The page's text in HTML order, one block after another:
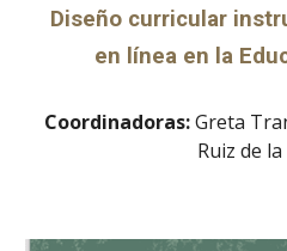
Diseño curricular
en línea en la
Coordinadoras:Greta
Ruiz de